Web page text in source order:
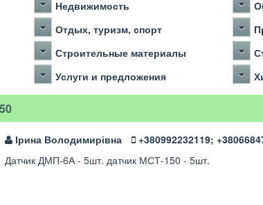
Недвижимость
Отдых, туризм, спорт
Строительные материалы
Услуги и предложения
Ірина Володимирівна +380992232119;
Датчик ДМП-6А - 5шт. датчик МСТ-150 - 5шт.